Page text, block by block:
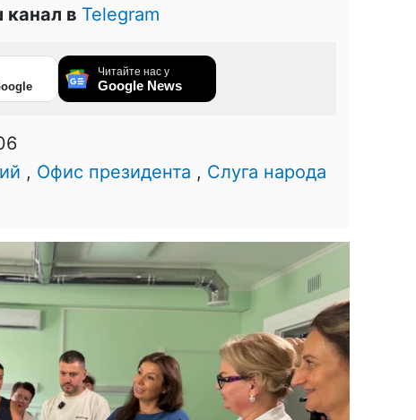
канал в Telegram
Читайте нас у
Google News
, Офис президента , Слуга народа